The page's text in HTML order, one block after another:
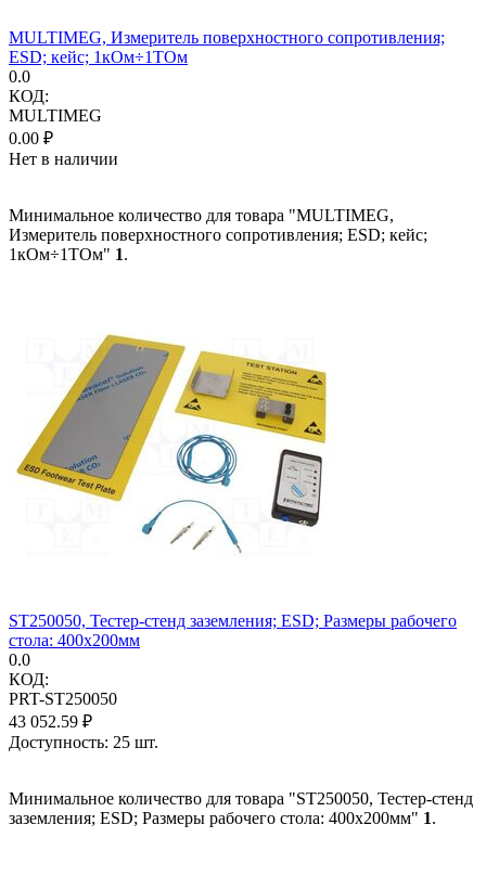
MULTIMEG, Измеритель поверхностного сопротивления;
ESD; кейс; 1кОм÷1TОм
0.0
КОД:
MULTIMEG
0.00 ₽
Нет в наличии
Минимальное количество для товара "MULTIMEG,
Измеритель поверхностного сопротивления; ESD; кейс;
1кОм÷1TОм" 1.
ST250050, Тестер-стенд заземления; ESD; Размеры рабочего
стола: 400x200мм
0.0
КОД:
PRT-ST250050
43 052.59 ₽
Доступность: 25 шт.
Минимальное количество для товара "ST250050, Тестер-стенд
заземления; ESD; Размеры рабочего стола: 400x200мм" 1.